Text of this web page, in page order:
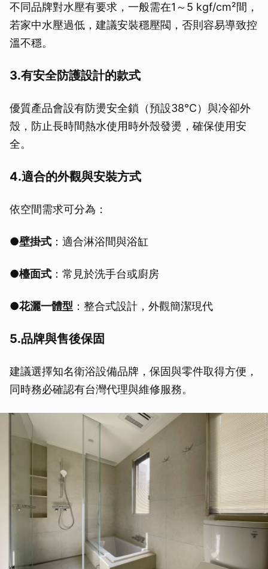
不同品牌對水壓有要求，一般需在1～5 kgf/cm²間，
若家中水壓過低，建議安裝穩壓閥，否則容易導致控
溫不穩。
3.有安全防護設計的款式
優質產品會設有防燙安全鎖（預設38°C）與冷卻外
殼，防止長時間熱水使用時外殼發燙，確保使用安
全。
4.適合的外觀與安裝方式
依空間需求可分為：
●壁掛式 ：適合淋浴間與浴缸
●檯面式 ：常見於洗手台或廚房
●花灑一體型 ：整合式設計，外觀簡潔現代
5.品牌與售後保固
建議選擇知名衛浴設備品牌，保固與零件取得方便，
同時務必確認有台灣代理與維修服務。